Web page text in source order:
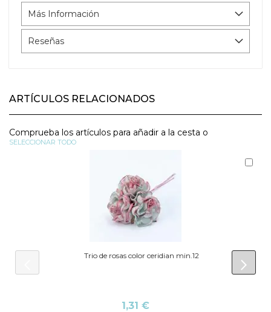
Más Información
Reseñas
ARTÍCULOS RELACIONADOS
Comprueba los artículos para añadir a la cesta o
SELECCIONAR TODO
Trio de rosas color ceridian min.12
1,31 €